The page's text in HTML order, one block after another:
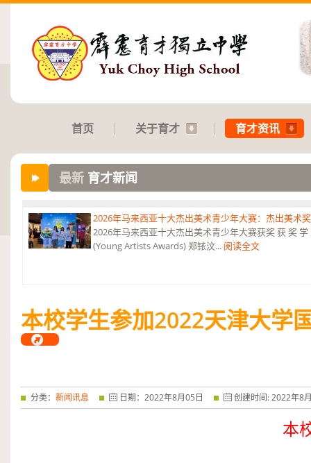
首页 关于育才 育才资讯
最新 育才新闻
恭贺本校庄浩霖同学荣获第六届“中华翰墨情”佛港澳台侨
——特优奖...阅读全文
2026年马来西亚十大杰出美术青少年大赛：杰出美术
2026年马来西亚十大杰出美术青少年大赛获奖 获 奖
(Young Artists Awards) 郑铱汶... 阅读全文
本校学生参加2022天津大学
分类： 新闻讯息 日期： 2022年8月05日 创建时间:2022年8
本